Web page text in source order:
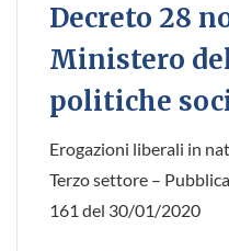
Decreto 28
Ministero
politiche
Erogazioni liberali in
Terzo settore –
161 del 30/01/2020